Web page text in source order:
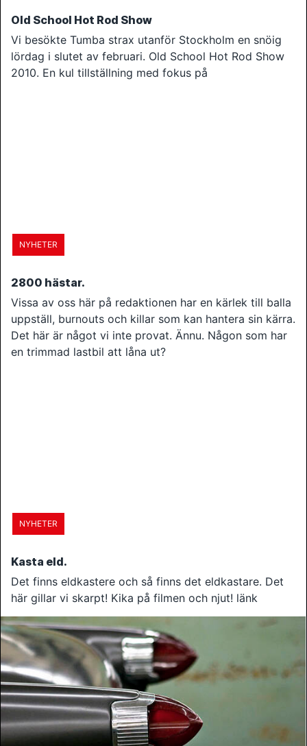
Old School Hot Rod Show
Vi besökte Tumba strax utanför Stockholm en snöig
lördag i slutet av februari. Old School Hot Rod Show
2010. En kul tillställning med fokus på
NYHETER
2800 hästar.
Vissa av oss här på redaktionen har en kärlek till balla
uppställ, burnouts och killar som kan hantera sin kärra.
Det här är något vi inte provat. Ännu. Någon som har
en trimmad lastbil att låna ut?
NYHETER
Kasta eld.
Det finns eldkastere och så finns det eldkastare. Det
här gillar vi skarpt! Kika på filmen och njut! länk